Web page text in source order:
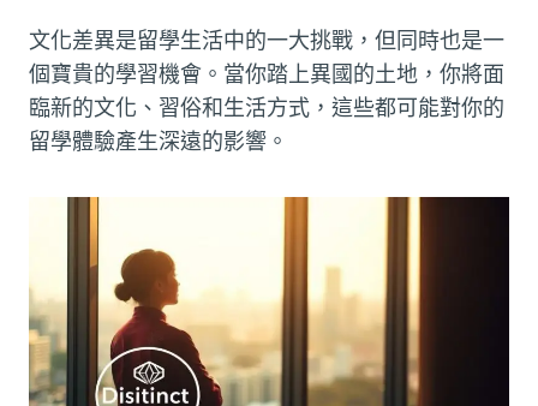
文化差異是留學生活中的一大挑戰，但同時也是一
個寶貴的學習機會。當你踏上異國的土地，你將面
臨新的文化、習俗和生活方式，這些都可能對你的
留學體驗產生深遠的影響。